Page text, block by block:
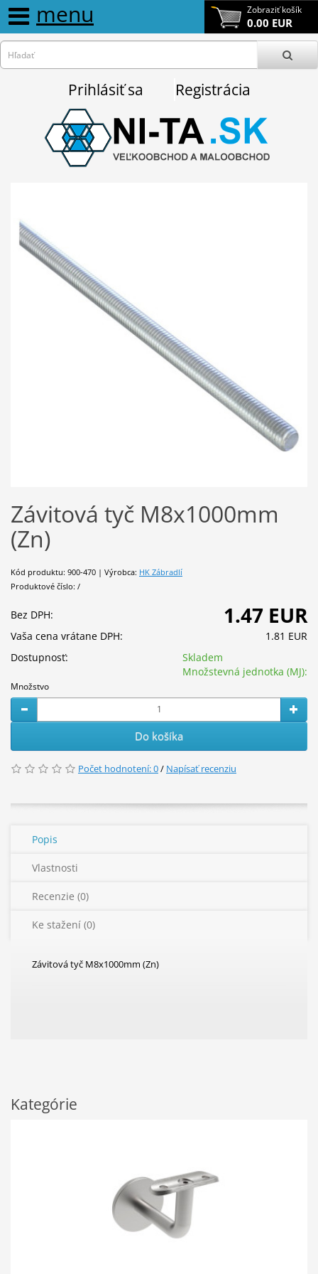
Zobraziť košík
0.00 EUR
menu
Prihlásiť sa Registrácia
Závitová tyč M8x1000mm
(Zn)
Kód produktu: 900-470 | Výrobca: HK Zábradlí
Produktové číslo: /
Bez DPH: 1.47 EUR
Vaša cena vrátane DPH:
1.81 EUR
Dostupnosť:
Skladem
Množstevná jednotka (MJ):
Množstvo
Do košíka
Počet hodnotení: 0/ Napísať recenziu
Popis
Vlastnosti
Recenzie (0)
Ke stažení (0)
Závitová tyč M8x1000mm (Zn)
Kategórie